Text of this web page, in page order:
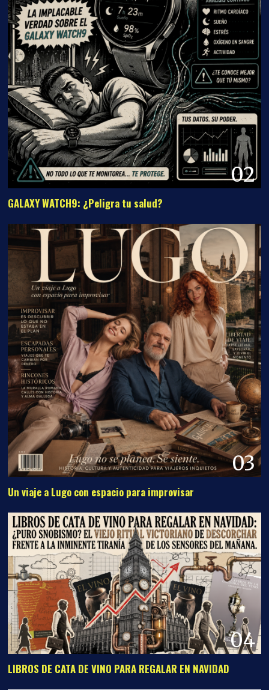
02
GALAXY WATCH9: ¿Peligra tu salud?
03
Un viaje a Lugo con espacio para improvisar
04
LIBROS DE CATA DE VINO PARA REGALAR EN NAVIDAD